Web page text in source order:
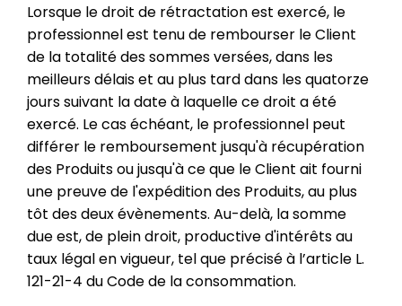
Lorsque le droit de rétractation est exercé, le
professionnel est tenu de rembourser le Client
de la totalité des sommes versées, dans les
meilleurs délais et au plus tard dans les quatorze
jours suivant la date à laquelle ce droit a été
exercé. Le cas échéant, le professionnel peut
différer le remboursement jusqu'à récupération
des Produits ou jusqu'à ce que le Client ait fourni
une preuve de l'expédition des Produits, au plus
tôt des deux évènements. Au-delà, la somme
due est, de plein droit, productive d'intérêts au
taux légal en vigueur, tel que précisé à l’article L.
121-21-4 du Code de la consommation.